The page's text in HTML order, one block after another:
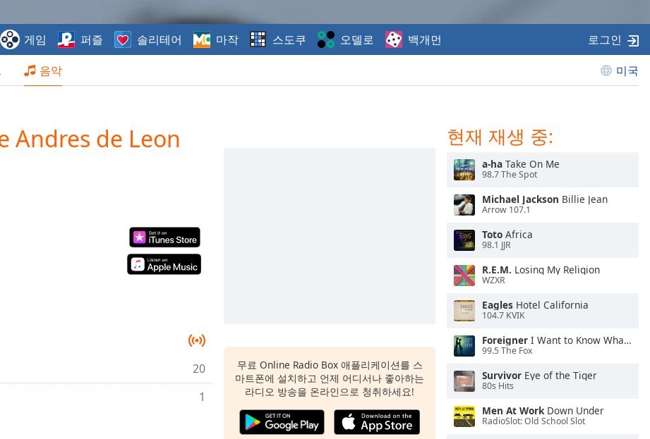
음악 미국
게임 퍼즐 솔리테어 마작 스도쿠 오델로 백개먼 로그인
Andres de Leon
20
1
무료 Online Radio Box 애플리케이션를 스
마트폰에 설치하고 언제 어디서나 좋아하는
라디오 방송을 온라인으로 청취하세요!
현재 재생 중:
a-ha Take On Me
98.7 The Spot
Michael Jackson Billie Jean
Arrow 107.1
Toto Africa
98.1 JJR
R.E.M. Losing My Religion
WZXR
Eagles Hotel California
104.7 KVIK
Foreigner I Want to Know What Love Is
99.5 The Fox
Survivor Eye of the Tiger
80s Hits
Men At WorkDown Under
RadioSlot: Old School Slot